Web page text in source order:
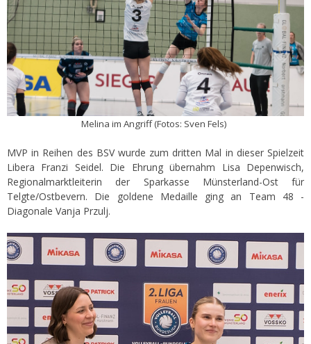
Melina im Angriff (Fotos: Sven Fels)
MVP in Reihen des BSV wurde zum dritten Mal in dieser Spielzeit
Libera Franzi Seidel. Die Ehrung übernahm Lisa Depenwisch,
Regionalmarktleiterin der Sparkasse Münsterland-Ost für
Telgte/Ostbevern. Die goldene Medaille ging an Team 48 -
Diagonale Vanja Przulj.